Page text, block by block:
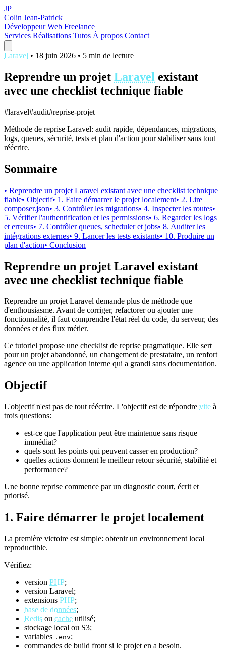
JP
Colin Jean-Patrick
Développeur Web Freelance
Services Réalisations Tutos À propos Contact
Laravel • 18 juin 2026 • 5 min de lecture
Reprendre un projet Laravel existant
avec une checklist technique fiable
#laravel#audit#reprise-projet
Méthode de reprise Laravel: audit rapide, dépendances, migrations,
logs, queues, sécurité, tests et plan d'action pour stabiliser sans tout
réécrire.
Sommaire
• Reprendre un projet Laravel existant avec une checklist technique
fiable• Objectif• 1. Faire démarrer le projet localement• 2. Lire
composer.json• 3. Contrôler les migrations• 4. Inspecter les routes•
5. Vérifier l'authentification et les permissions• 6. Regarder les logs
et erreurs• 7. Contrôler queues, scheduler et jobs• 8. Auditer les
intégrations externes• 9. Lancer les tests existants• 10. Produire un
plan d'action• Conclusion
Reprendre un projet Laravel existant
avec une checklist technique fiable
Reprendre un projet Laravel demande plus de méthode que
d'enthousiasme. Avant de corriger, refactorer ou ajouter une
fonctionnalité, il faut comprendre l'état réel du code, du serveur, des
données et des flux métier.
Ce tutoriel propose une checklist de reprise pragmatique. Elle sert
pour un projet abandonné, un changement de prestataire, un renfort
agence ou une application interne qui a grandi sans documentation.
Objectif
L'objectif n'est pas de tout réécrire. L'objectif est de répondre vite à
trois questions:
est-ce que l'application peut être maintenue sans risque
immédiat?
quels sont les points qui peuvent casser en production?
quelles actions donnent le meilleur retour sécurité, stabilité et
performance?
Une bonne reprise commence par un diagnostic court, écrit et
priorisé.
1. Faire démarrer le projet localement
La première victoire est simple: obtenir un environnement local
reproductible.
Vérifiez:
version PHP;
version Laravel;
extensions PHP;
base de données;
Redis ou cache utilisé;
stockage local ou S3;
variables .env;
commandes de build front si le projet en a besoin.